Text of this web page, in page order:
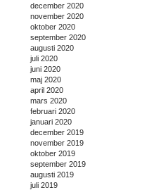
december 2020
november 2020
oktober 2020
september 2020
augusti 2020
juli 2020
juni 2020
maj 2020
april 2020
mars 2020
februari 2020
januari 2020
december 2019
november 2019
oktober 2019
september 2019
augusti 2019
juli 2019